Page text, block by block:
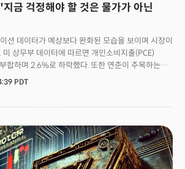
금 걱정해야 할 것은 물가가 아닌
션 데이터가 예상보다 완화된 모습을 보이며 시장이
미 상무부 데이터에 따르면 개인소비지출(PCE)
합하며 2.6%로 하락했다. 또한 연준이 주목하는
월의 2.9%에서 2.6%로 크게 떨어지며 4년 만에
가 됐다. 로버트 루지렐로 브레이브 이글
따르면 "추가 금리인하는 아직 몇 달 더 남았지만
번의 금리인하 전망이 가능하게 됐다"며
로 데이터가 계속 개선될 것으로 전망했다.
PDT